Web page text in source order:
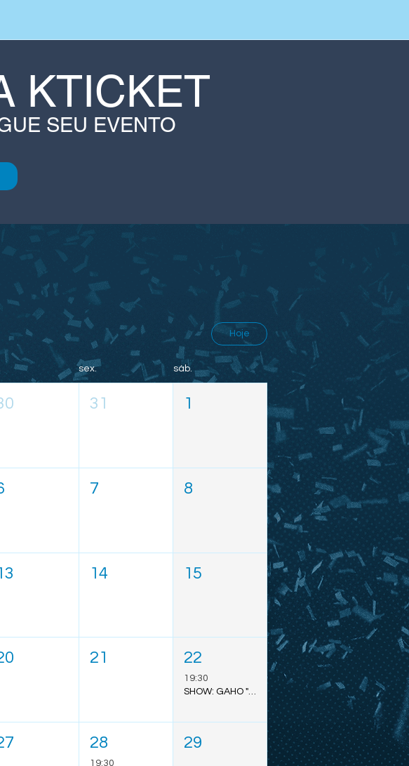
KTICKET
SEU EVENTO
Hoje
sex. sáb.
31 1
7 8
14 15
21 22
19:30
SHOW: GAHO "TO MARS TOUR" - SÃO PAULO
28
19:30
29